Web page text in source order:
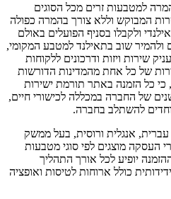
זרים מכל הסוגים
וללא צורך בהמרה כפולה
בסניף הפועלים באולם
שוב בתאילנד למטבע המקומי,
ויזות ודרכונים ללקוחות
כל אחת מהמדינות הדורשות
באתר תורמת ישירות
במכללה לכישורי חיים,
בחברה.
שפות: עברית, אנגלית ורוסית, בעל ממשק
מוצגים לפי סוגי מטבעות
לכל אורך התהליך
ארוחות לטיסות ואופציה